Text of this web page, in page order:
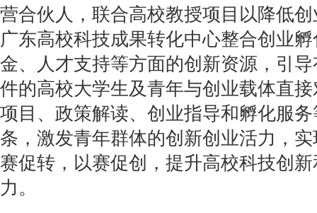
营合伙人，联合高校教授项目以降低
广东高校科技成果转化中心整合创业
金、人才支持等方面的创新资源，引
件的高校大学生及青年与创业载体直
项目、政策解读、创业指导和孵化服
条，激发青年群体的创新创业活力，
赛促转，以赛促创，提升高校科技创
力。